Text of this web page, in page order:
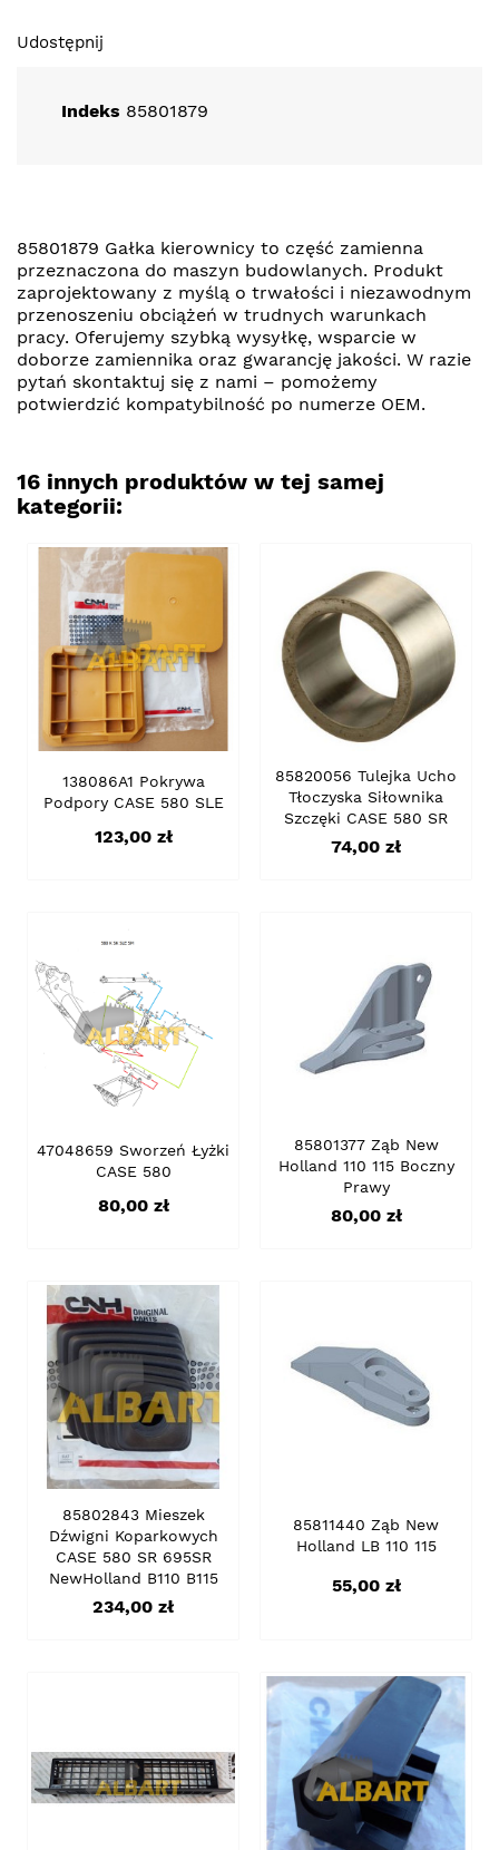
Udostępnij
Indeks 85801879
85801879 Gałka kierownicy to część zamienna
przeznaczona do maszyn budowlanych. Produkt
zaprojektowany z myślą o trwałości i niezawodnym
przenoszeniu obciążeń w trudnych warunkach
pracy. Oferujemy szybką wysyłkę, wsparcie w
doborze zamiennika oraz gwarancję jakości. W razie
pytań skontaktuj się z nami – pomożemy
potwierdzić kompatybilność po numerze OEM.
16 innych produktów w tej samej
kategorii:
138086A1 Pokrywa
Podpory CASE 580 SLE
Cena
123,00 zł
85820056 Tulejka Ucho
Tłoczyska Siłownika
Szczęki CASE 580 SR
Cena
74,00 zł
47048659 Sworzeń Łyżki
CASE 580
Cena
80,00 zł
85801377 Ząb New
Holland 110 115 Boczny
Prawy
Cena
80,00 zł
85802843 Mieszek
Dźwigni Koparkowych
CASE 580 SR 695SR
NewHolland B110 B115
Cena
234,00 zł
85811440 Ząb New
Holland LB 110 115
Cena
55,00 zł